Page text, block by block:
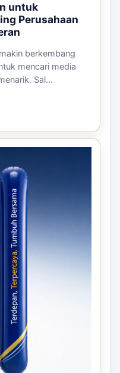
untuk
Perusahaan
berkembang
mencari media
Sal...